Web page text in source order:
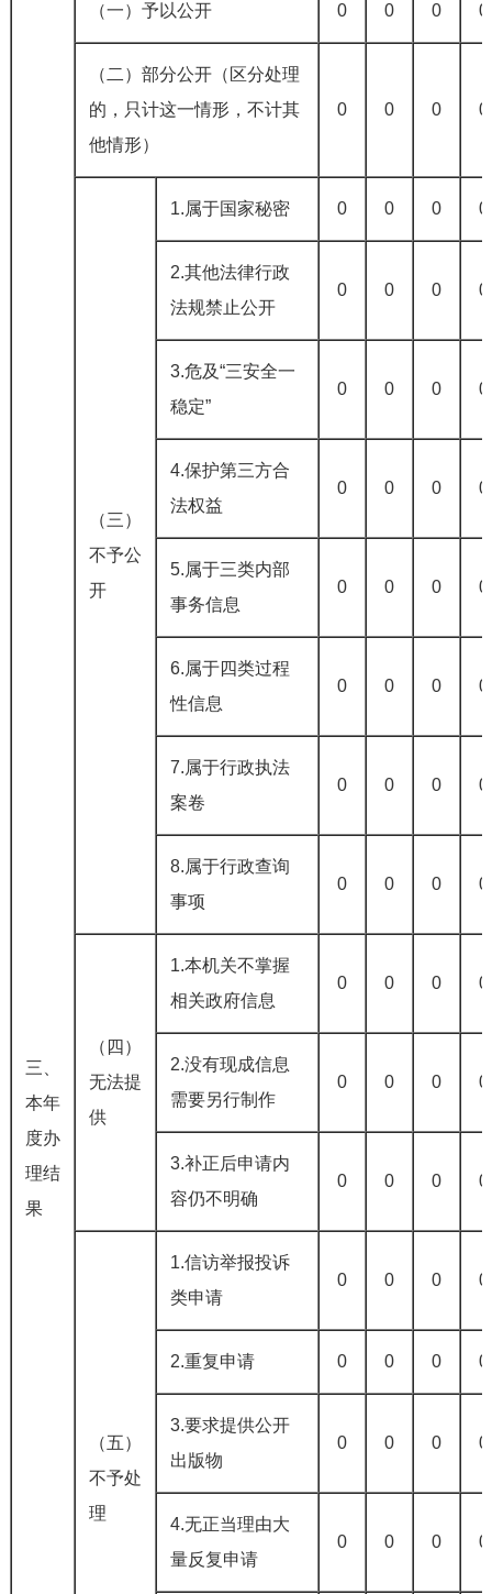
三、
本年
度办
理结
果
（一）予以公开 0 0 0 0
（二）部分公开（区分处理
的，只计这一情形，不计其
他情形）
0 0 0 0
（三）
不予公
开
1.属于国家秘密 0 0 0 0
2.其他法律行政
法规禁止公开
0 0 0 0
3.危及“三安全一
稳定”
0 0 0 0
4.保护第三方合
法权益
0 0 0 0
5.属于三类内部
事务信息
0 0 0 0
6.属于四类过程
性信息
0 0 0 0
7.属于行政执法
案卷
0 0 0 0
8.属于行政查询
事项
0 0 0 0
（四）
无法提
供
1.本机关不掌握
相关政府信息
0 0 0 0
2.没有现成信息
需要另行制作
0 0 0 0
3.补正后申请内
容仍不明确
0 0 0 0
（五）
不予处
理
1.信访举报投诉
类申请
0 0 0 0
2.重复申请 0 0 0 0
3.要求提供公开
出版物
0 0 0 0
4.无正当理由大
量反复申请
0 0 0 0